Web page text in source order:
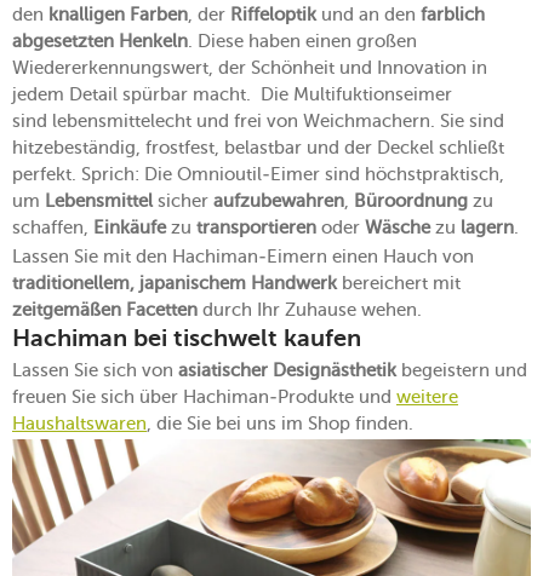
den knalligen Farben, der Riffeloptikund an den farblich
abgesetzten Henkeln. Diese haben einen großen
Wiedererkennungswert, der Schönheit und Innovation in
jedem Detail spürbar macht. Die Multifuktionseimer
sind lebensmittelecht und frei von Weichmachern. Sie sind
hitzebeständig, frostfest, belastbar und der Deckel schließt
perfekt. Sprich: Die Omnioutil-Eimer sind höchstpraktisch,
um Lebensmittelsicher aufzubewahren, Büroordnung zu
schaffen, Einkäufezu transportieren oder Wäschezu lagern.
Lassen Sie mit den Hachiman-Eimern einen Hauch von
traditionellem, japanischem Handwerkbereichert mit
zeitgemäßen Facetten durch Ihr Zuhause wehen.
Hachiman bei tischwelt kaufen
Lassen Sie sich von asiatischer Designästhetikbegeistern und
freuen Sie sich über Hachiman-Produkte und weitere
Haushaltswaren, die Sie bei uns im Shop finden.